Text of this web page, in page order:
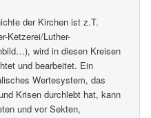
der Kirchen ist z.T.
Ketzerei/Luther-
wird in diesen Kreisen
und bearbeitet. Ein
Wertesystem, das
Krisen durchlebt hat, kann
und vor Sekten,